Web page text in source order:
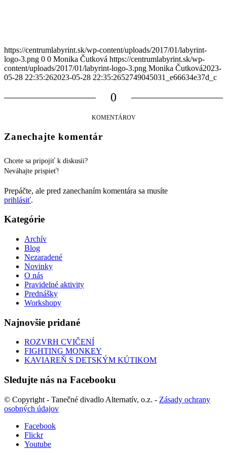
https://centrumlabyrint.sk/wp-content/uploads/2017/01/labyrint-
logo-3.png 0 0 Monika Čutková https://centrumlabyrint.sk/wp-
content/uploads/2017/01/labyrint-logo-3.png Monika Čutková2023-
05-28 22:35:262023-05-28 22:35:2652749045031_e66634e37d_c
0
KOMENTÁROV
Zanechajte komentár
Chcete sa pripojiť k diskusii?
Neváhajte prispieť!
Prepáčte, ale pred zanechaním komentára sa musíte
prihlásiť.
Kategórie
Archív
Blog
Nezaradené
Novinky
O nás
Pravidelné aktivity
Prednášky
Workshopy
Najnovšie pridané
ROZVRH CVIČENÍ
FIGHTING MONKEY
KAVIAREŇ S DETSKÝM KÚTIKOM
Sledujte nás na Facebooku
© Copyright - Tanečné divadlo Alternatív, o.z. - Zásady ochrany
osobných údajov
Facebook
Flickr
Youtube